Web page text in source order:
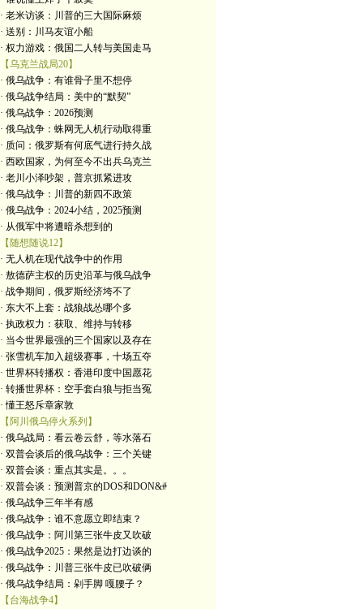
· 老米访谈：川普的三大国际麻烦
· 送别：川马友谊小船
· 权力游戏：俄国二人转与美国走马
【乌克兰战局20】
· 俄乌战争：有谁骨子里不想停
· 俄乌战争结局：美中的“默契”
· 俄乌战争：2026预测
· 俄乌战争：蛛网无人机行动取得重
· 质问：俄罗斯有何底气进行持久战
· 西欧国家，为何至今不出兵乌克兰
· 老川小泽吵架，普京抓紧进攻
· 俄乌战争：川普的新四不政策
· 俄乌战争：2024小结，2025预测
· 从俄军中将遭暗杀想到的
【随想随说12】
· 无人机在现代战争中的作用
· 敖德萨主权的历史沿革与俄乌战争
· 战争期间，俄罗斯经济垮不了
· 东大不上套：战狼战怂哪个多
· 执政权力：获取、维持与转移
· 当今世界最强的三个国家以及存在
· 张雪机车加入超级赛事，十场五夺
· 世界杯转播权：香港印度中国愿花
· 转播世界杯：空手套白狼与拒当冤
· 懂王怒斥章家敦
【阿川俄乌停火系列】
· 俄乌战局：看云卷云舒，等水落石
· 双普会谈后的俄乌战争：三个关键
· 双普会谈：重点其实是。。。
· 双普会谈：预测普京的DOS和DON&#
· 俄乌战争三年半有感
· 俄乌战争：谁不意愿立即结束？
· 俄乌战争：阿川第三张牛皮又吹破
· 俄乌战争2025：果然是边打边谈的
· 俄乌战争：川普三张牛皮已吹破俩
· 俄乌战争结局：剁手脚 嘎腰子？
【台海战争4】